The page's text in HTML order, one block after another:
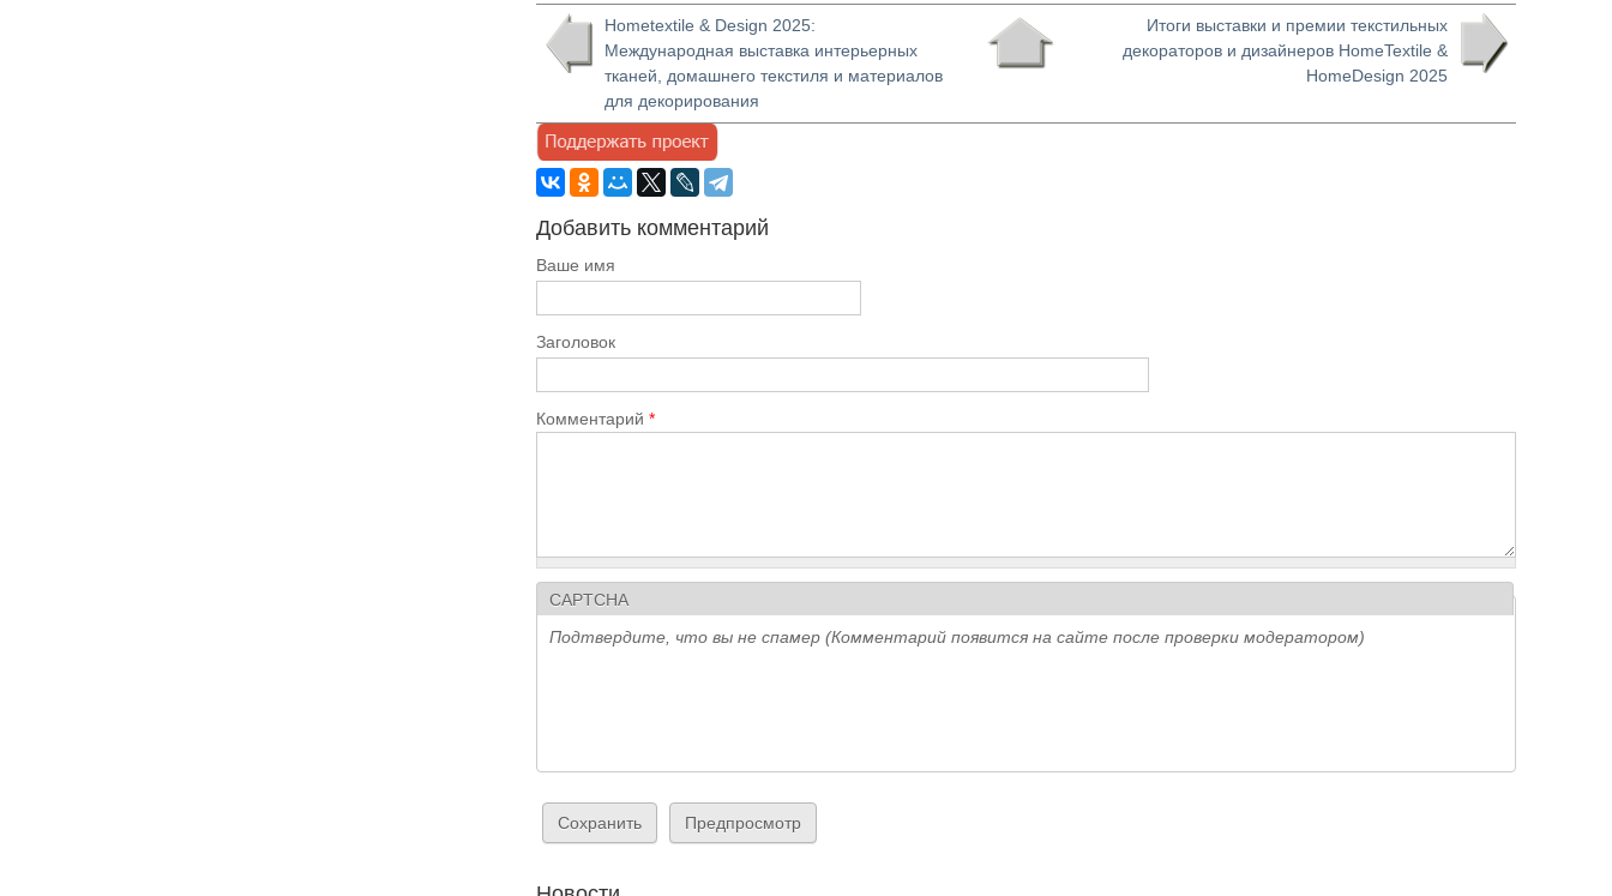
Hometextile & Design 2025:
Международная выставка интерьерных
тканей, домашнего текстиля и материалов
для декорирования
Итоги выставки и премии текстильных
декораторов и дизайнеров HomeTextile &
HomeDesign 2025
Добавить комментарий
Ваше имя
Заголовок
Комментарий*
CAPTCHA
Подтвердите, что вы не спамер (Комментарий появится на сайте после проверки модератором)